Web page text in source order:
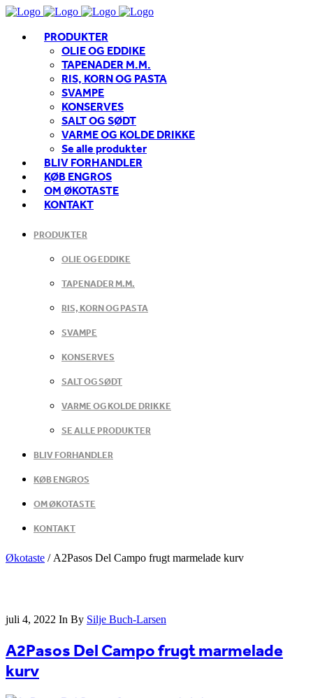
PRODUKTER
OLIE OG EDDIKE
TAPENADER M.M.
RIS, KORN OG PASTA
SVAMPE
KONSERVES
SALT OG SØDT
VARME OG KOLDE DRIKKE
Se alle produkter
BLIV FORHANDLER
KØB ENGROS
OM ØKOTASTE
KONTAKT
PRODUKTER
OLIE OG EDDIKE
TAPENADER M.M.
RIS, KORN OG PASTA
SVAMPE
KONSERVES
SALT OG SØDT
VARME OG KOLDE DRIKKE
SE ALLE PRODUKTER
BLIV FORHANDLER
KØB ENGROS
OM ØKOTASTE
KONTAKT
Økotaste / A2Pasos Del Campo frugt marmelade kurv
juli 4, 2022 In By Silje Buch-Larsen
A2Pasos Del Campo frugt marmelade
kurv